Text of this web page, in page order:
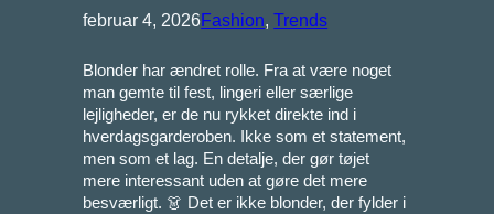
februar 4, 2026Fashion, Trends
Blonder har ændret rolle. Fra at være noget
man gemte til fest, lingeri eller særlige
lejligheder, er de nu rykket direkte ind i
hverdagsgarderoben. Ikke som et statement,
men som et lag. En detalje, der gør tøjet
mere interessant uden at gøre det mere
besværligt. 👗 Det er ikke blonder, der fylder i